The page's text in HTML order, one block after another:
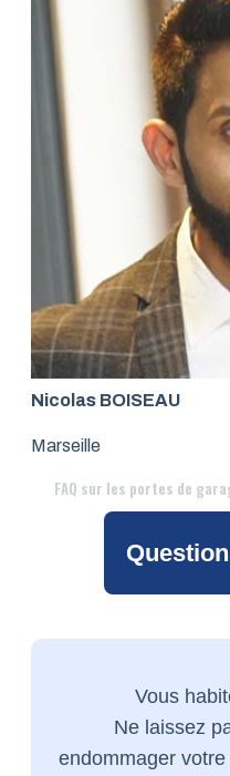
Nicolas BOISEAU
Marseille
FAQ sur les portes de
Vous
Ne laissez
endommager